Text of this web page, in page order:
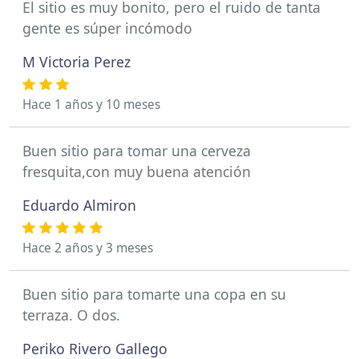
El sitio es muy bonito, pero el ruido de tanta
gente es súper incómodo
M Victoria Perez
Hace 1 años y 10 meses
Buen sitio para tomar una cerveza
fresquita,con muy buena atención
Eduardo Almiron
Hace 2 años y 3 meses
Buen sitio para tomarte una copa en su
terraza. O dos.
Periko Rivero Gallego